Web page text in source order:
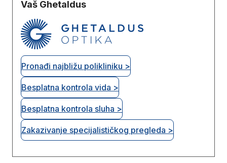
Vaš Ghetaldus
Pronađi najbližu polikliniku >
Besplatna kontrola vida >
Besplatna kontrola sluha >
Zakazivanje specijalističkog pregleda >